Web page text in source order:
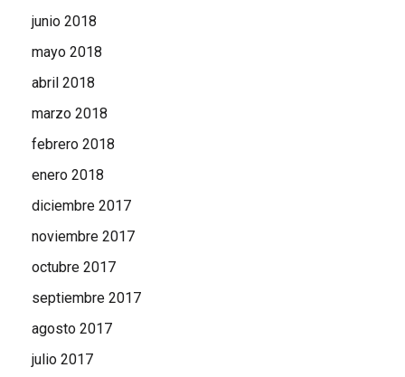
junio 2018
mayo 2018
abril 2018
marzo 2018
febrero 2018
enero 2018
diciembre 2017
noviembre 2017
octubre 2017
septiembre 2017
agosto 2017
julio 2017